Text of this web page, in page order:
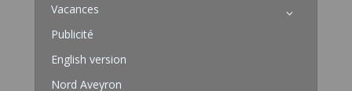
Vacances
Publicité
English version
Nord Aveyron